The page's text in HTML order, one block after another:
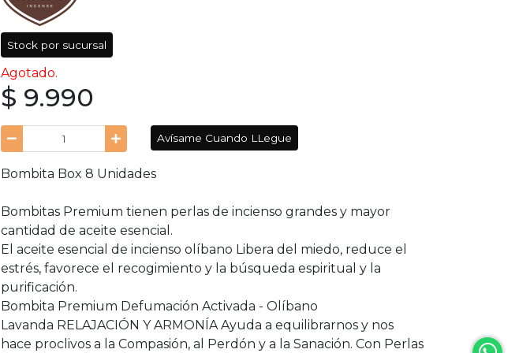
Stock por sucursal
Agotado.
$ 9.990
Avísame Cuando LLegue
Bombita Box 8 Unidades
Bombitas Premium tienen perlas de incienso grandes y mayor
cantidad de aceite esencial.
El aceite esencial de incienso olíbano Libera del miedo, reduce el
estrés, favorece el recogimiento y la búsqueda espiritual y la
purificación.
Bombita Premium Defumación Activada - Olíbano
Lavanda RELAJACIÓN Y ARMONÍA Ayuda a equilibrarnos y nos
hace proclivos a la Compasión, al Perdón y a la Sanación. Con Perlas